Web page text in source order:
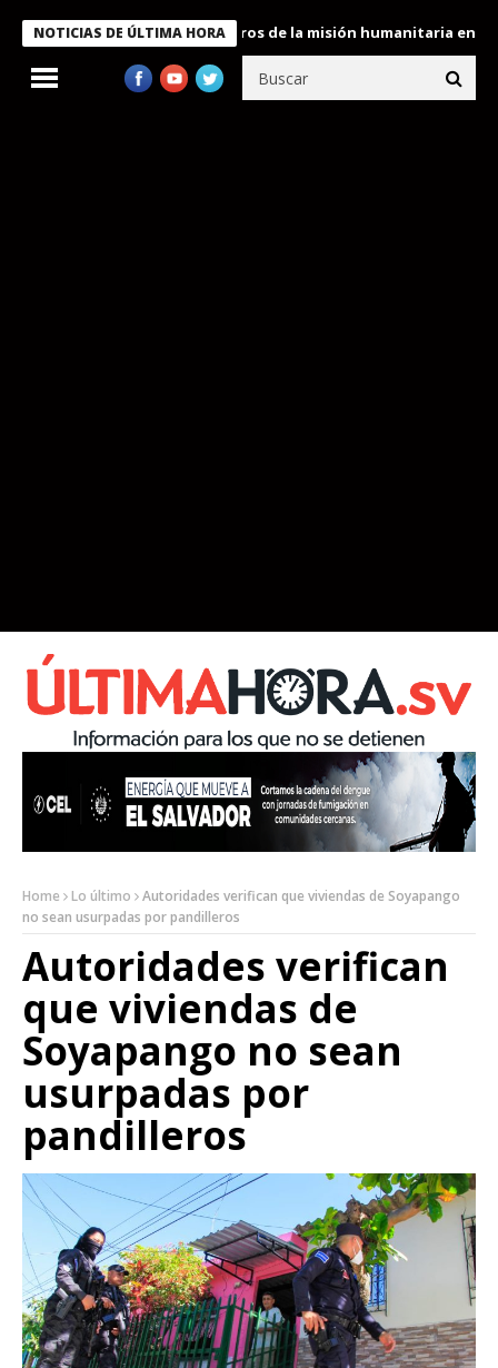
NOTICIAS DE ÚLTIMA HORA
Bukele condecora a miembros de la misión humanitaria enviada a
Home Lo último
Autoridades verifican que viviendas de Soyapango
no sean usurpadas por pandilleros
Autoridades verifican
que viviendas de
Soyapango no sean
usurpadas por
pandilleros